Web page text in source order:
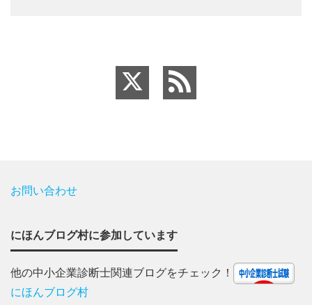
お問い合わせ
にほんブログ村に参加しています
他の中小企業診断士関連ブログをチェック！
にほんブログ村